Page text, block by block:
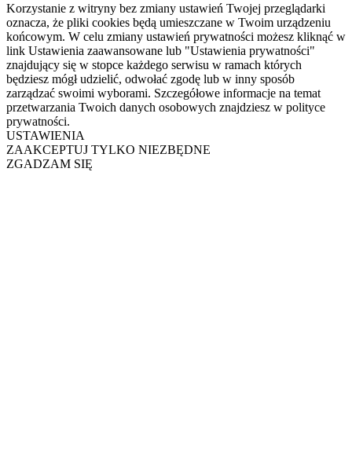
Korzystanie z witryny bez zmiany ustawień Twojej przeglądarki
oznacza, że pliki cookies będą umieszczane w Twoim urządzeniu
końcowym. W celu zmiany ustawień prywatności możesz kliknąć w
link Ustawienia zaawansowane lub "Ustawienia prywatności"
znajdujący się w stopce każdego serwisu w ramach których
będziesz mógł udzielić, odwołać zgodę lub w inny sposób
zarządzać swoimi wyborami. Szczegółowe informacje na temat
przetwarzania Twoich danych osobowych znajdziesz w polityce
prywatności.
USTAWIENIA
ZAAKCEPTUJ TYLKO NIEZBĘDNE
ZGADZAM SIĘ